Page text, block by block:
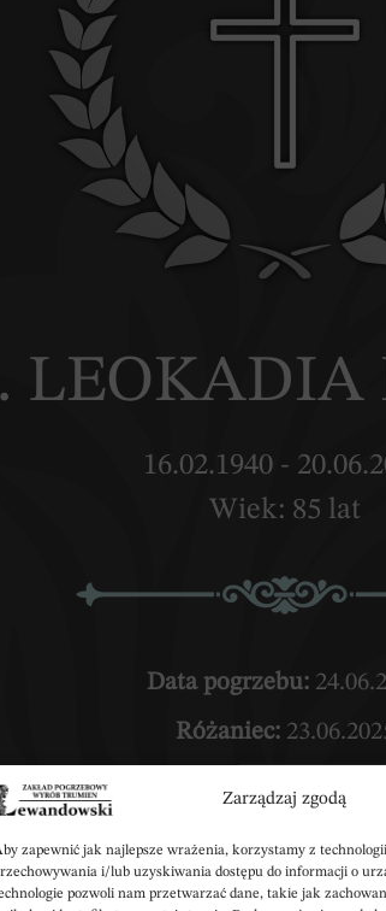
Zarządzaj zgodą
zapewnić jak najlepsze wrażenia, korzystamy z
i/lub uzyskiwania dostępu do informacji o
pozwoli nam przetwarzać dane, takie jak
LEOKADIA
16.02.1940 -
Wiek: 85 lat
Data pogrzebu:
Różaniec:
(wtorek) w Kościele Parafialnym
17:00 (poniedziałek) w kaplicy
87-820 Kowal